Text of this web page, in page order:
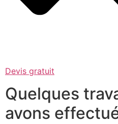
Devis gratuit
Quelques
avons